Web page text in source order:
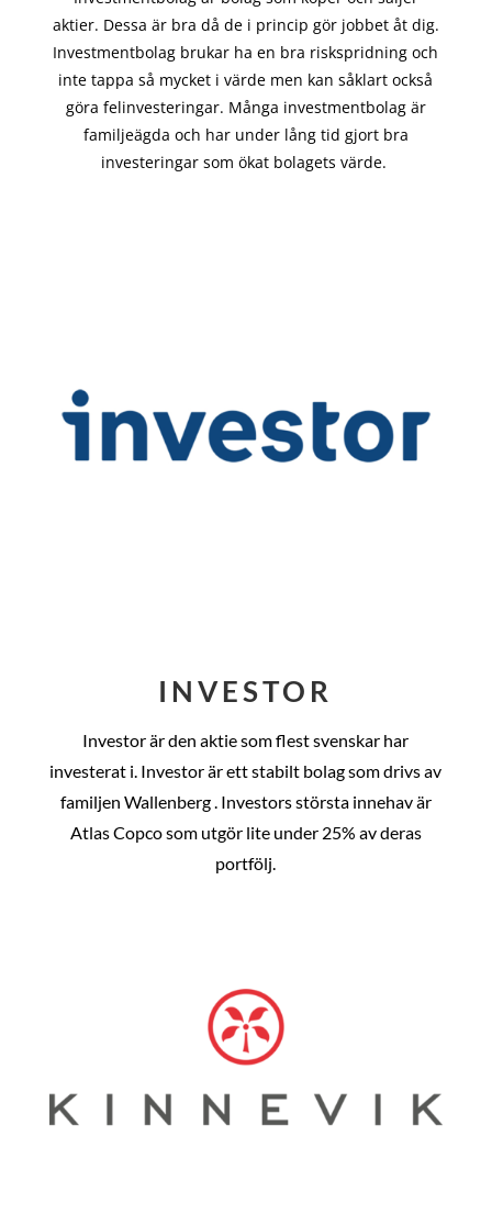
aktier. Dessa är bra då de i princip görjobbet åt dig.
Investmentbolag brukar ha en bra riskspridning och
inte tappa så mycket i värde men kan såklart också
göra felinvesteringar. Många investmentbolag är
familjeägda och har under lång tid gjort bra
investeringar som ökat bolagets värde.
INVESTOR
Investor är den aktie som flest svenskar har
investerat i. Investor är ett stabilt bolag som drivs av
familjen Wallenberg . Investors största innehav är
Atlas Copco som utgör lite under 25% av deras
portfölj.